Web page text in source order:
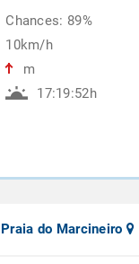
Chances: 89%
10km/h
m
17:19:52h
Praia do Marcineiro